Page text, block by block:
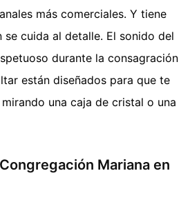
más comerciales. Y tiene
se cuida al detalle. El sonido del
durante la consagración
están diseñados para que te
una caja de cristal o una
Mariana en